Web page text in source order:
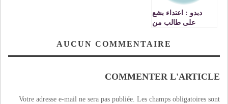
دبدو : اعتداء بشع
على طالب من
المساعدة
AUCUN COMMENTAIRE
COMMENTER L'ARTICLE
Votre adresse e-mail ne sera pas publiée. Les champs obligatoires sont